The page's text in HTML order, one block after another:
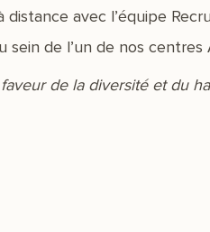
distance avec l’équipe
sein de l’un de nos
de la diversité et du